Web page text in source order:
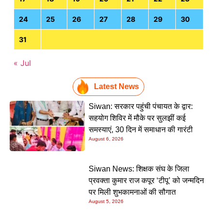
24 25 26 27 28 29 30
31
« Jul
Latest News
Siwan: सरकार पहुंची पंचायत के द्वार:
सहयोग शिविर में मौके पर सुलझीं कई
समस्याएं, 30 दिन में समाधान की गारंटी
August 6, 2026
Siwan News: शिक्षक संघ के जिला
प्रवक्ता कुमार राज कपूर ‘टीपू’ को जन्मदिन
पर मिली शुभकामनाओं की सौगात
August 5, 2026